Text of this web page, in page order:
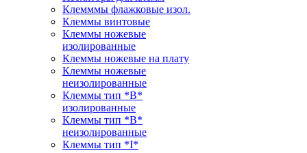
Клемммы флажковые изол.
Клеммы винтовые
Клеммы ножевые
изолированные
Клеммы ножевые на плату
Клеммы ножевые
неизолированные
Клеммы тип *B*
изолированные
Клеммы тип *B*
неизолированные
Клеммы тип *I*